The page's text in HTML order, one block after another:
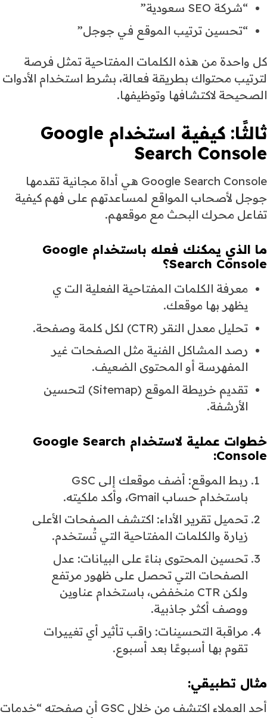
“شركة SEO سعودية”
“تحسين ترتيب الموقع في جوجل”
كل واحدة من هذه الكلمات المفتاحية تمثل فرصة
لترتيب محتواك بطريقة فعالة، بشرط استخدام الأدوات
الصحيحة لاكتشافها وتوظيفها.
ثالثًا:
كيفية استخدام Google
Search Console
Google Search Console هي أداة مجانية تقدمها
جوجل لأصحاب المواقع لمساعدتهم على فهم كيفية
تفاعل محرك البحث مع موقعهم.
ما الذي يمكنك فعله باستخدام Google
Search Console؟
معرفة الكلمات المفتاحية الفعلية الت ي
يظهر بها موقعك.
تحليل معدل النقر (CTR) لكل كلمة وصفحة.
رصد المشاكل الفنية مثل الصفحات غير
المفهرسة أو المحتوى الضعيف.
تقديم خريطة الموقع (Sitemap) لتحسين
الأرشفة.
خطوات عملية لاستخدام Google Search
Console:
ربط الموقع: أضف موقعك إلى GSC
باستخدام حساب Gmail، وأكد ملكيته.
تحميل تقرير الأداء: اكتشف الصفحات الأعلى
زيارة والكلمات المفتاحية التي تُستخدم.
تحسين المحتوى بناءً على البيانات: عدل
الصفحات التي تحصل على ظهور مرتفع
ولكن CTR منخفض، باستخدام عناوين
ووصف أكثر جاذبية.
مراقبة التحسينات: راقب تأثير أي تغييرات
تقوم بها أسبوعًا بعد أسبوع.
مثال تطبيقي:
أحد العملاء اكتشف من خلال GSC أن صفحته “خدمات